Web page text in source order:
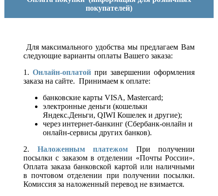
покупателей)
Для максимального удобства мы предлагаем Вам
следующие варианты оплаты Вашего заказа:
1. Онлайн-оплатой при завершении оформления
заказа на сайте. Принимаем к оплате:
банковские карты VISA, Mastercard;
электронные деньги (кошельки
Яндекс.Деньги, QIWI Кошелек и другие);
через интернет-банкинг (Сбербанк-онлайн и
онлайн-сервисы других банков).
2. Наложенным платежом При получении
посылки с заказом в отделении «Почты России».
Оплата заказа банковской картой или наличными
в почтовом отделении при получении посылки.
Комиссия за наложенный перевод не взимается.